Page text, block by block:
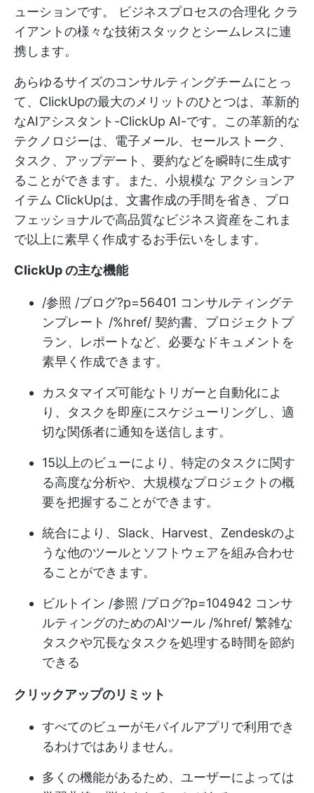
ューションです。
ビジネスプロセスの合理化 クラ
イアントの様々な技術スタックとシームレスに連
携します。
あらゆるサイズのコンサルティングチームにとっ
て、ClickUpの最大のメリットのひとつは、革新的
なAIアシスタント-ClickUp AI-です。この革新的な
テクノロジーは、電子メール、セールストーク、
タスク、アップデート、要約などを瞬時に生成す
ることができます。また、小規模な アクションア
イテム ClickUpは、文書作成の手間を省き、プロ
フェッショナルで高品質なビジネス資産をこれま
で以上に素早く作成するお手伝いをします。
ClickUp の主な機能
/参照 /ブログ?p=56401 コンサルティングテ
ンプレート /%href/ 契約書、プロジェクトプ
ラン、レポートなど、必要なドキュメントを
素早く作成できます。
カスタマイズ可能なトリガーと自動化によ
り、タスクを即座にスケジューリングし、適
切な関係者に通知を送信します。
15以上のビューにより、特定のタスクに関す
る高度な分析や、大規模なプロジェクトの概
要を把握することができます。
統合により、Slack、Harvest、Zendeskのよ
うな他のツールとソフトウェアを組み合わせ
ることができます。
ビルトイン /参照 /ブログ?p=104942 コンサ
ルティングのためのAIツール /%href/ 繁雑な
タスクや冗長なタスクを処理する時間を節約
できる
クリックアップのリミット
すべてのビューがモバイルアプリで利用でき
るわけではありません。
多くの機能があるため、ユーザーによっては